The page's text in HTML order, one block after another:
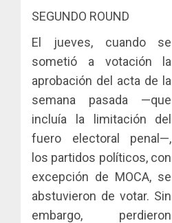
SEGUNDO ROUND
El jueves, cuando se
sometió a votación la
aprobación del acta de la
semana pasada —que
incluía la limitación del
fuero electoral penal—,
los partidos políticos, con
excepción de MOCA, se
abstuvieron de votar. Sin
embargo, perdieron